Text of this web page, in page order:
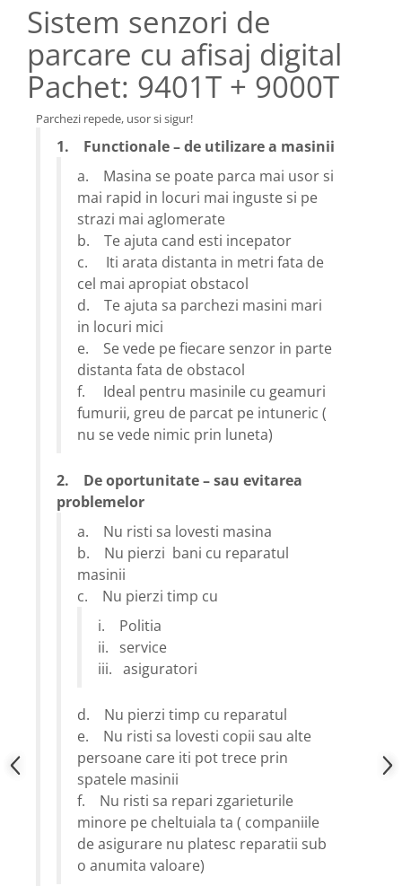
Sistem senzori de
parcare cu afisaj digital
Pachet: 9401T + 9000T
Parchezi repede, usor si sigur!
1. Functionale – de utilizare a masinii
a. Masina se poate parca mai usor si
mai rapid in locuri mai inguste si pe
strazi mai aglomerate
b. Te ajuta cand esti incepator
c. Iti arata distanta in metri fata de
cel mai apropiat obstacol
d. Te ajuta sa parchezi masini mari
in locuri mici
e. Se vede pe fiecare senzor in parte
distanta fata de obstacol
f. Ideal pentru masinile cu geamuri
fumurii, greu de parcat pe intuneric (
nu se vede nimic prin luneta)
2. De oportunitate – sau evitarea
problemelor
a. Nu risti sa lovesti masina
b. Nu pierzi bani cu reparatul
masinii
c. Nu pierzi timp cu
i. Politia
ii. service
iii. asiguratori
d. Nu pierzi timp cu reparatul
e. Nu risti sa lovesti copii sau alte
persoane care iti pot trece prin
spatele masinii
f. Nu risti sa repari zgarieturile
minore pe cheltuiala ta ( companiile
de asigurare nu platesc reparatii sub
o anumita valoare)